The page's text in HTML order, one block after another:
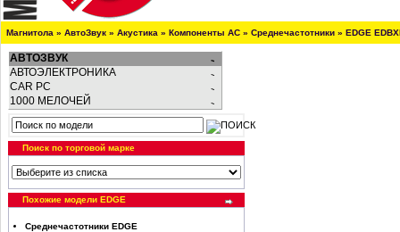
Магнитола » АвтоЗвук » Акустика » Компоненты АС » Среднечастотники » EDGE
АВТОЗВУК
АВТОЭЛЕКТРОНИКА
CAR PC
1000 МЕЛОЧЕЙ
Поиск по торговой марке
Похожие модели EDGE
Среднечастотники EDGE